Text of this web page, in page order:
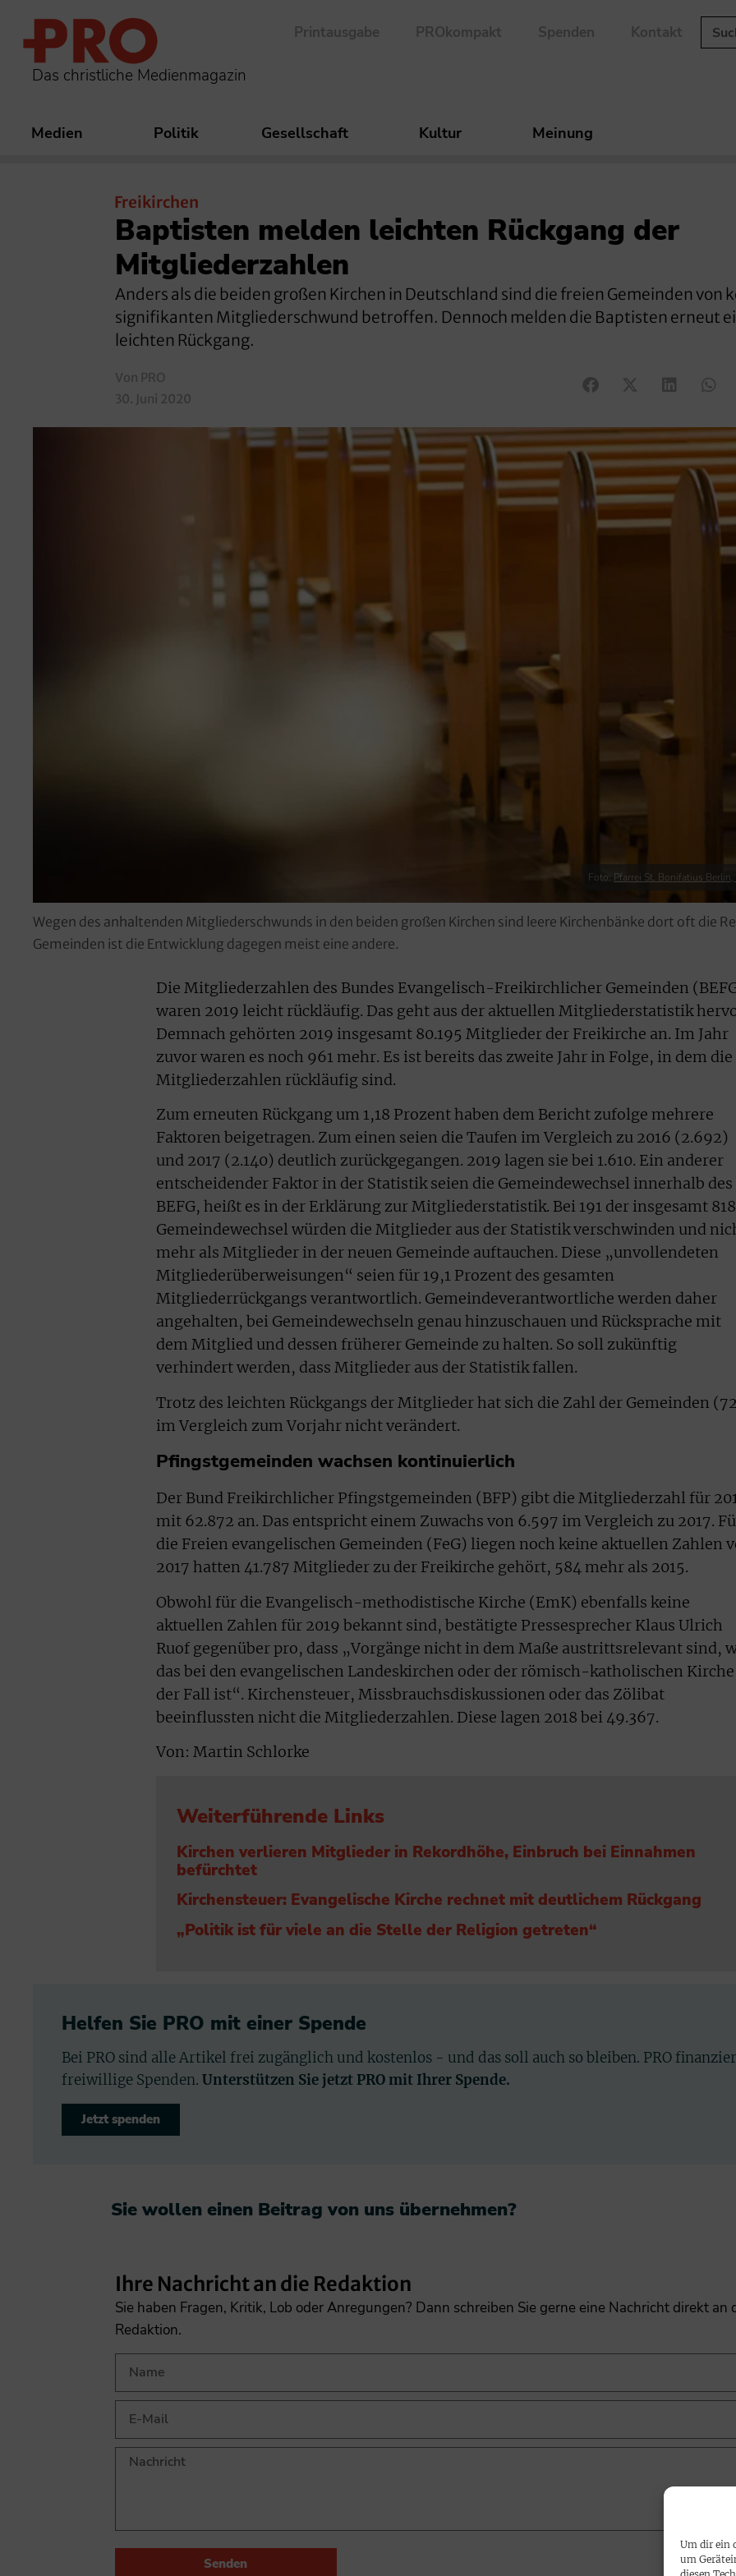
Um dir ein
um
Das christliche Medienmagazin
Printausgabe PROkompakt Spenden Kontakt
Medien Politik Gesellschaft Kultur Meinung
Freikirchen
Baptisten melden leichten Rückgang der
Mitgliederzahlen
Anders als die beiden großen Kirchen in Deutschland sind die freien Gemeinden von
signifikanten Mitgliederschwund betroffen. Dennoch melden die Baptisten erneut
leichten Rückgang.
Von PRO
30. Juni 2020
Foto: Pfarrei St. Bonifatius
Wegen des anhaltenden Mitgliederschwunds in den beiden großen Kirchen sind leere Kirchenbänke dort oft die
Gemeinden ist die Entwicklung dagegen meist eine andere.
Die Mitgliederzahlen des Bundes Evangelisch-Freikirchlicher Gemeinden
waren 2019 leicht rückläufig. Das geht aus der aktuellen Mitgliederstatistik
Demnach gehörten 2019 insgesamt 80.195 Mitglieder der Freikirche an. Im Jahr
zuvor waren es noch 961 mehr. Es ist bereits das zweite Jahr in Folge, in dem die
Mitgliederzahlen rückläufig sind.
Zum erneuten Rückgang um 1,18 Prozent haben dem Bericht zufolge mehrere
Faktoren beigetragen. Zum einen seien die Taufen im Vergleich zu 2016 (2.692)
und 2017 (2.140) deutlich zurückgegangen. 2019 lagen sie bei 1.610. Ein anderer
entscheidender Faktor in der Statistik seien die Gemeindewechsel innerhalb des
BEFG, heißt es in der Erklärung zur Mitgliederstatistik. Bei 191 der insgesamt 818
Gemeindewechsel würden die Mitglieder aus der Statistik verschwinden und
mehr als Mitglieder in der neuen Gemeinde auftauchen. Diese „unvollendeten
Mitgliederüberweisungen“ seien für 19,1 Prozent des gesamten
Mitgliederrückgangs verantwortlich. Gemeindeverantwortliche werden daher
angehalten, bei Gemeindewechseln genau hinzuschauen und Rücksprache mit
dem Mitglied und dessen früherer Gemeinde zu halten. So soll zukünftig
verhindert werden, dass Mitglieder aus der Statistik fallen.
Trotz des leichten Rückgangs der Mitglieder hat sich die Zahl der Gemeinden
im Vergleich zum Vorjahr nicht verändert.
Pfingstgemeinden wachsen kontinuierlich
Der Bund Freikirchlicher Pfingstgemeinden (BFP) gibt die Mitgliederzahl für
mit 62.872 an. Das entspricht einem Zuwachs von 6.597 im Vergleich zu 2017.
die Freien evangelischen Gemeinden (FeG) liegen noch keine aktuellen Zahlen
2017 hatten 41.787 Mitglieder zu der Freikirche gehört, 584 mehr als 2015.
Obwohl für die Evangelisch-methodistische Kirche (EmK) ebenfalls keine
aktuellen Zahlen für 2019 bekannt sind, bestätigte Pressesprecher Klaus Ulrich
Ruof gegenüber pro, dass „Vorgänge nicht in dem Maße austrittsrelevant sind,
das bei den evangelischen Landeskirchen oder der römisch-katholischen Kirche
der Fall ist“. Kirchensteuer, Missbrauchsdiskussionen oder das Zölibat
beeinflussten nicht die Mitgliederzahlen. Diese lagen 2018 bei 49.367.
Von: Martin Schlorke
Weiterführende Links
Kirchen verlieren Mitglieder in Rekordhöhe, Einbruch bei Einnahmen
befürchtet
Kirchensteuer: Evangelische Kirche rechnet mit deutlichem Rückgang
„Politik ist für viele an die Stelle der Religion getreten“
Helfen Sie PRO mit einer Spende
Bei PRO sind alle Artikel frei zugänglich und kostenlos - und das soll auch so bleiben. PRO
freiwillige Spenden. Unterstützen Sie jetzt PRO mit Ihrer Spende.
Jetzt spenden
Sie wollen einen Beitrag von uns übernehmen?​
Ihre Nachricht an die Redaktion
Sie haben Fragen, Kritik, Lob oder Anregungen? Dann schreiben Sie gerne eine Nachricht direkt an
Redaktion.
Senden